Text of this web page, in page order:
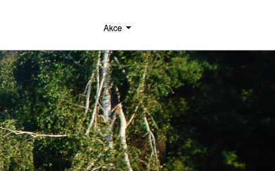
Akce